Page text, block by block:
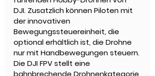
DJI. Zusatzlich können Piloten mit
der innovativen
Bewegungssteuereinheit, die
optional erhältlich ist, die Drohne
nur mit Handbewegungen steuern.
Die DJI FPV stellt eine
bahnbrechende Drohnenkategorie